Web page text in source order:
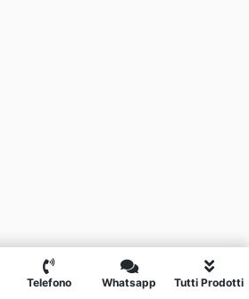
Telefono Whatsapp Tutti Prodotti